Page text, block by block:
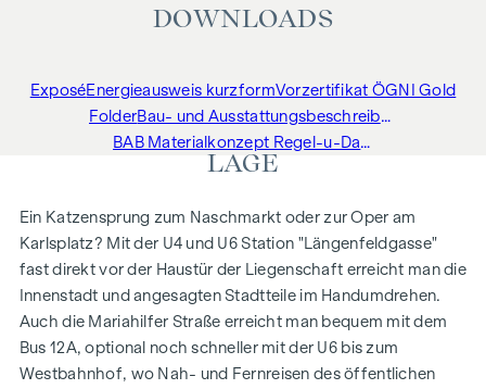
DOWNLOADS
ExposéEnergieausweis kurzformVorzertifikat ÖGNI Gold
Folder
Bau- und Ausstattungsbeschreibung
BAB Materialkonzept Regel-u-Dachgeschoss
LAGE
Ein Katzensprung zum Naschmarkt oder zur Oper am
Karlsplatz? Mit der U4 und U6 Station "Längenfeldgasse"
fast direkt vor der Haustür der Liegenschaft erreicht man die
Innenstadt und angesagten Stadtteile im Handumdrehen.
Auch die Mariahilfer Straße erreicht man bequem mit dem
Bus 12A, optional noch schneller mit der U6 bis zum
Westbahnhof, wo Nah- und Fernreisen des öffentlichen